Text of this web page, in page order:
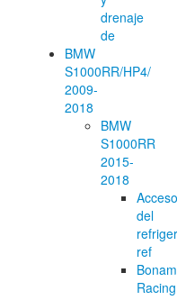
drenaje
de
BMW
S1000RR/HP4/
2009-
2018
BMW
S1000RR
2015-
2018
del
ref
Racing